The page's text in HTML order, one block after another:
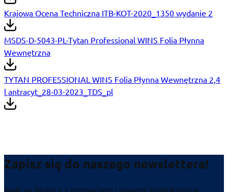
Krajowa Ocena Techniczna ITB-KOT-2020_1350 wydanie 2
MSDS-D-5043-PL-Tytan Professional WINS Folia Płynna
Wewnętrzna
TYTAN PROFESSIONAL WINS Folia Płynna Wewnętrzna 2,4
l antracyt_28-03-2023_TDS_pl
Zapisz się do naszego newslettera!
Bądź na bieżąco z promocjami i nowymi produktami w